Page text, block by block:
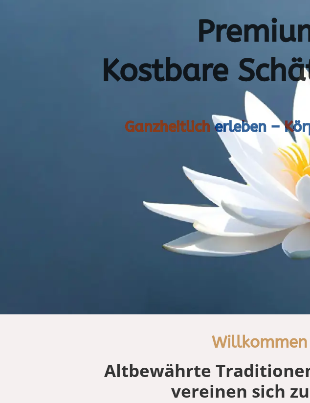
Kostbare
Ganzheitlich erleben –
Altbewährte
vereinen sich